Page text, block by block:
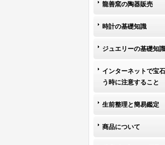
龍善窯の陶器販売
時計の基礎知識
ジュエリーの基礎知識
インターネットで宝
う時に注意すること
生前整理と簡易鑑定
商品について